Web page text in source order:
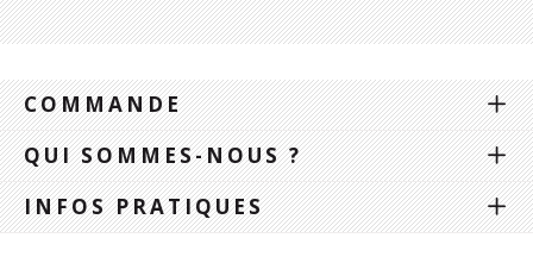
COMMANDE
QUI SOMMES-NOUS ?
INFOS PRATIQUES